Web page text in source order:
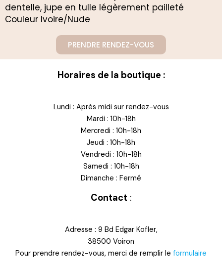
dentelle, jupe en tulle légèrement pailleté
Couleur Ivoire/Nude
PRENDRE RENDEZ-VOUS
Horaires de la boutique :
Lundi : Après midi sur rendez-vous
Mardi : 10h-18h
Mercredi : 10h-18h
Jeudi : 10h-18h
Vendredi : 10h-18h
Samedi : 10h-18h
Dimanche : Fermé
Contact :
Adresse : 9 Bd Edgar Kofler,
38500 Voiron
Pour prendre rendez-vous, merci de remplir le formulaire